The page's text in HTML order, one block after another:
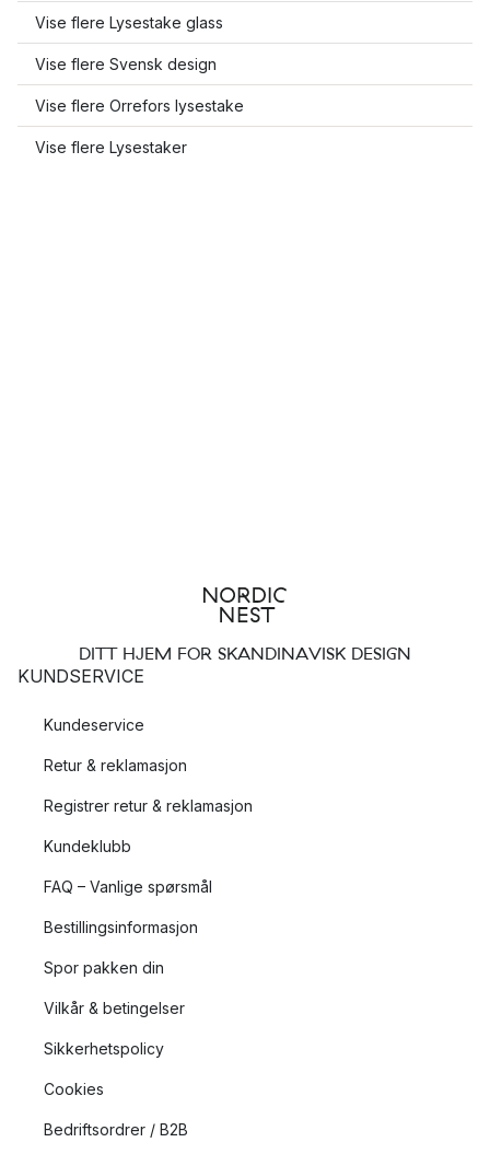
Vise flere Lysestake glass
Vise flere Svensk design
Vise flere Orrefors lysestake
Vise flere Lysestaker
DITT HJEM FOR SKANDINAVISK DESIGN
KUNDSERVICE
Kundeservice
Retur & reklamasjon
Registrer retur & reklamasjon
Kundeklubb
FAQ – Vanlige spørsmål
Bestillingsinformasjon
Spor pakken din
Vilkår & betingelser
Sikkerhetspolicy
Cookies
Bedriftsordrer / B2B